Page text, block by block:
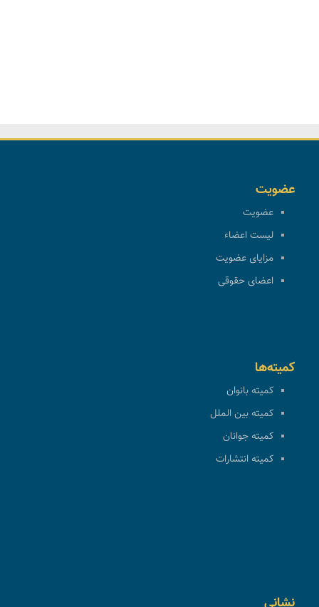
عضویت
عضویت
لیست اعضاء
مزایای عضویت
اعضای حقوقی
کمیته‌ها
کمیته بانوان
کمیته بین الملل
کمیته جوانان
کمیته انتشارات
نشانی